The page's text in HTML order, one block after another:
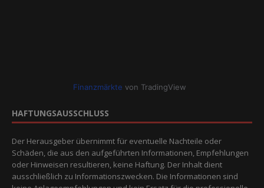
Finanzmärkte von TradingView
HAFTUNGSAUSSCHLUSS
Der Herausgeber übernimmt für eventuelle Nachteile oder
Schäden, die aus den aufgeführten Informationen, Empfehlungen
oder Hinweisen resultieren, keine Haftung. Der Inhalt dient
ausschließlich zu Informationszwecken. Die Informationen sind